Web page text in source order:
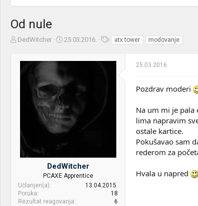
Od nule
Z
m
DedWitcher
D
p
r
e
j
a
25.03.2016. atx tower modovanje
DedWitcher
PCAXE Apprentice
Učlanjen(a)
13.04.2015.
Poruka
18
Rezultat reagovanja
6
25.03.2016.
Pozdrav moderi
Na um mi je
lima napravim
ostale kartice.
Pokušavao sam
rederom za
Hvala u napred